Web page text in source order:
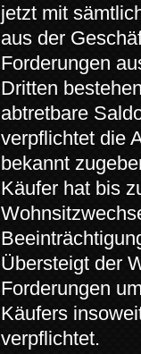
jetzt mit
aus der
Forderungen
Dritten
abtretbare
verpflichtet die
bekannt
Käufer hat bis
Übersteigt der
Forderungen
Käufers
verpflichtet.